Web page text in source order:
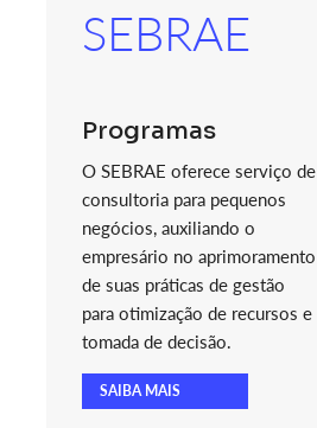
SEBRAE
Programas
O SEBRAE oferece serviço de
consultoria para pequenos
negócios, auxiliando o
empresário no aprimoramento
de suas práticas de gestão
para otimização de recursos e
tomada de decisão.
SAIBA MAIS